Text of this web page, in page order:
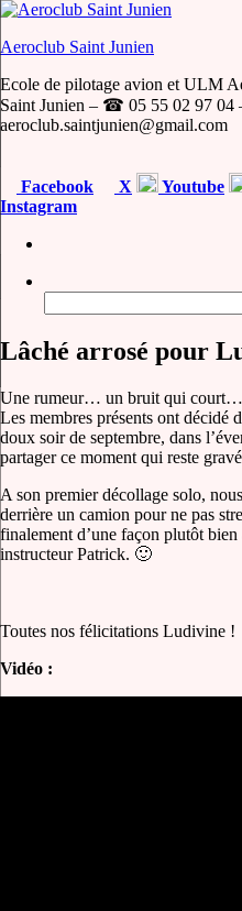
Skip
the
Aeroclub Saint Junien
Ecole de pilotage avion et ULM
Saint Junien – ☎ 05 55 02 97 04
aeroclub.saintjunien@gmail.com
Facebook X
Youtube
Instagram
Lâché arrosé pour
Une rumeur… un bruit qui
Les membres présents ont décidé
doux soir de septembre, dans
partager ce moment qui reste
A son premier décollage solo,
derrière un camion pour ne pas
finalement d’une façon plutôt bien
instructeur Patrick. 🙂
Toutes nos félicitations Ludivine !
Vidéo :